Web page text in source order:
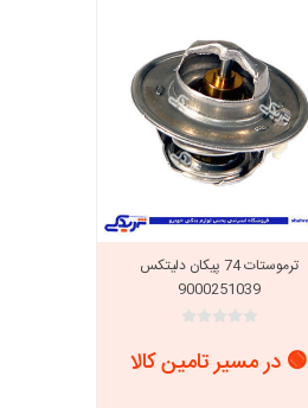
ترموستات 74 پیکان دلیتکس
9000251039
🟢 در مسیر تامین کالا